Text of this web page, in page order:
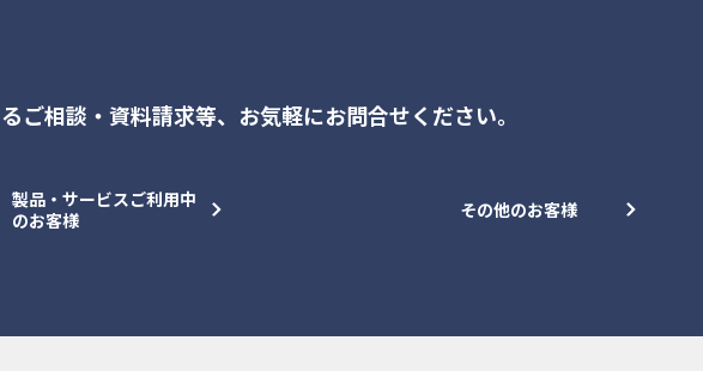
ご相談・資料請求等、 お気軽にお問合せください。
製品・サービスご利用中
のお客様
その他のお客様